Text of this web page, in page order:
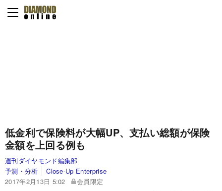
低金利で保険料が大幅UP、支払い総額が保険
金額を上回る例も
週刊ダイヤモンド編集部
予測・分析
Close-Up Enterprise
2017年2月13日 5:02
会員限定